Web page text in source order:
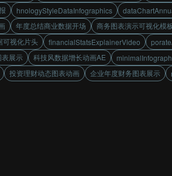
hnologyStyleDataInfographics
年度总结商业数据开场 商务图表演示可视化模板
可视化片头 financialStatsExplainerVideo
表展示 科技风数据增长动画AE
投资理财动态图表动画 企业年度财务图表展示